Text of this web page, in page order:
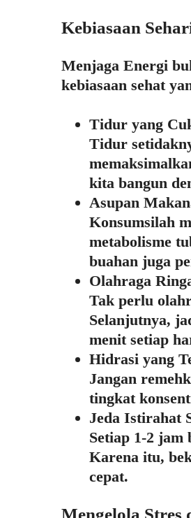
Kebiasaan
Menjaga Energi
kebiasaan sehat
Tidur yang
Tidur
kita bangun
Asupan
Konsumsilah
metabolisme
buahan juga
Olahraga
Tak perlu
Selanjutnya,
menit setiap
Hidrasi yang
Jangan
tingkat
Jeda Istirahat
Setiap 1-2 jam
Karena itu,
cepat.